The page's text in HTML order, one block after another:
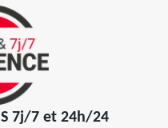
7j/7 et 24h/24